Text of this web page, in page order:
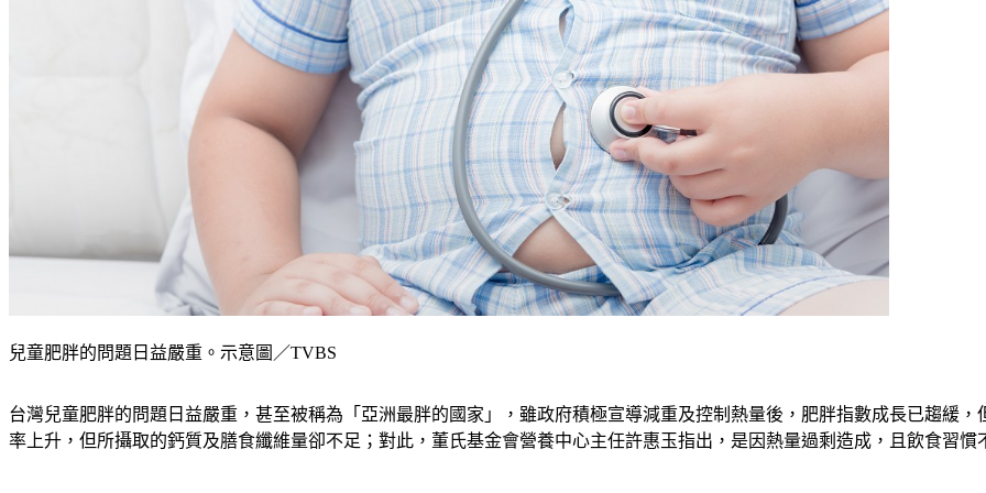
兒童肥胖的問題日益嚴重。示意圖／TVBS
台灣兒童肥胖的問題日益嚴重，甚至被稱為「亞洲最胖的國家」，雖政府積極宣導減重及控制熱量後，肥胖指數成長已趨緩
率上升，但所攝取的鈣質及膳食纖維量卻不足；對此，董氏基金會營養中心主任許惠玉指出，是因熱量過剩造成，且飲食習